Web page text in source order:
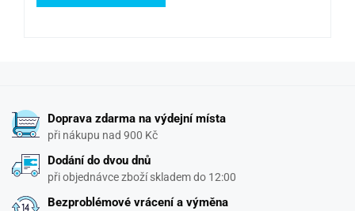
Doprava zdarma na výdejní místa
při nákupu nad 900 Kč
Dodání do dvou dnů
při objednávce zboží skladem do 12:00
Bezproblémové vrácení a výměna